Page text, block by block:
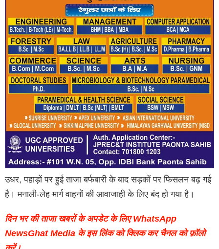
उधर, पहाड़ों पर हुई ताजा बर्फबारी के बाद सड़कों पर फिसलन बढ़ गई
है। मनाली-लेह मार्ग वाहनों की आवाजाही के लिए बंद हो गया है।
दिन भर की ताजा खबरों के अपडेट के लिए WhatsApp
NewsGhat Media के इस लिंक को क्लिक कर चैनल को फ़ॉलो